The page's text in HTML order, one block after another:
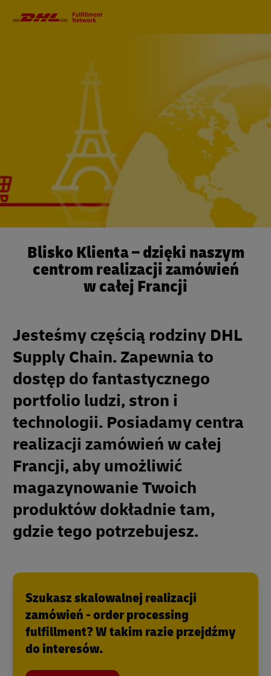
Blisko Klienta – dzięki naszym
centrom realizacji zamówień
w całej Francji
Jesteśmy częścią rodziny DHL
Supply Chain. Zapewnia to
dostęp do fantastycznego
portfolio ludzi, stron i
technologii. Posiadamy centra
realizacji zamówień w całej
Francji, aby umożliwić
magazynowanie Twoich
produktów dokładnie tam,
gdzie tego potrzebujesz.
Szukasz skalowalnej realizacji
zamówień - order processing
fulfillment? W takim razie przejdźmy
do interesów.